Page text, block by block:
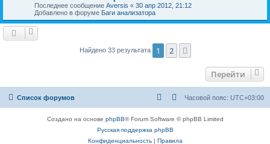
Последнее сообщение Aversis « 30 апр 2012, 21:12
Добавлено в форуме Баги анализатора
Найдено 33 результата 1 2
Перейти
Список форумов Часовой пояс: UTC+03:00
Создано на основе phpBB® Forum Software © phpBB Limited
Русская поддержка phpBB
Конфиденциальность| Правила